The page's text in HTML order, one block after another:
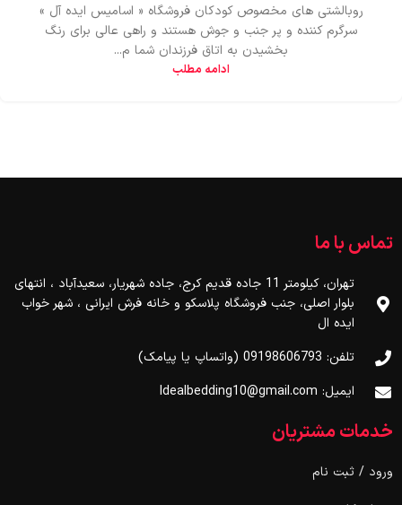
روبالشتی های مخصوص کودکان فروشگاه « اسامیس ایده آل »
سرگرم کننده و پر جنب و جوش هستند و راهی عالی برای رنگ
بخشیدن به اتاق فرزندان شما م...
ادامه مطلب
تماس با ما
تهران، کیلومتر 11 جاده قدیم کرج، جاده شهریار، سعیدآباد ، انتهای
بلوار اصلی، جنب فروشگاه پلاسکو و خانه فرش ایرانی ، شهر خواب
ایده ال
تلفن: 09198606793 (واتساپ یا پیامک)
ایمیل: Idealbedding10@gmail.com
خدمات مشتریان
ورود / ثبت نام